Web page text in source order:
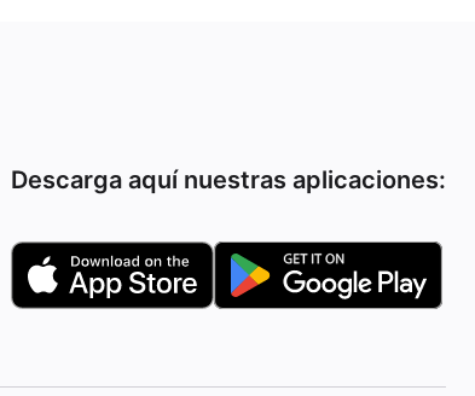
Descarga aquí nuestras aplicaciones: